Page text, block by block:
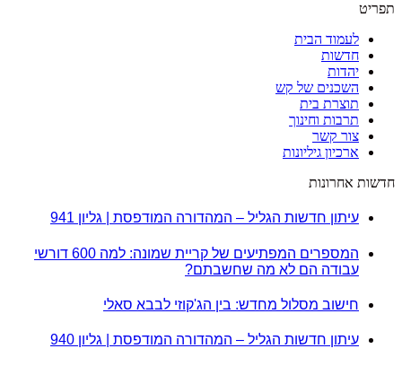
תפריט
לעמוד הבית
חדשות
יהדות
השכנים של קש
תוצרת בית
תרבות וחינוך
צור קשר
ארכיון גיליונות
חדשות אחרונות
עיתון חדשות הגליל – המהדורה המודפסת | גליון 941
המספרים המפתיעים של קריית שמונה: למה 600 דורשי
עבודה הם לא מה שחשבתם?
חישוב מסלול מחדש: בין הג'קוזי לבבא סאלי
עיתון חדשות הגליל – המהדורה המודפסת | גליון 940